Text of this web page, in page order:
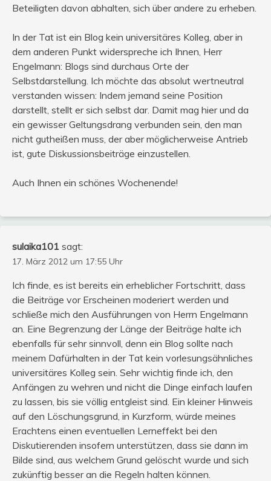
Beteiligten davon abhalten, sich über andere zu erheben.
In der Tat ist ein Blog kein universitäres Kolleg, aber in
dem anderen Punkt widerspreche ich Ihnen, Herr
Engelmann: Blogs sind durchaus Orte der
Selbstdarstellung. Ich möchte das absolut wertneutral
verstanden wissen: Indem jemand seine Position
darstellt, stellt er sich selbst dar. Damit mag hier und da
ein gewisser Geltungsdrang verbunden sein, den man
nicht gutheißen muss, der aber möglicherweise Antrieb
ist, gute Diskussionsbeiträge einzustellen.
Auch Ihnen ein schönes Wochenende!
sulaika101 sagt:
17. März 2012 um 17:55 Uhr
Ich finde, es ist bereits ein erheblicher Fortschritt, dass
die Beiträge vor Erscheinen moderiert werden und
schließe mich den Ausführungen von Herrn Engelmann
an. Eine Begrenzung der Länge der Beiträge halte ich
ebenfalls für sehr sinnvoll, denn ein Blog sollte nach
meinem Dafürhalten in der Tat kein vorlesungsähnliches
universitäres Kolleg sein. Sehr wichtig finde ich, den
Anfängen zu wehren und nicht die Dinge einfach laufen
zu lassen, bis sie völlig entgleist sind. Ein kleiner Hinweis
auf den Löschungsgrund, in Kurzform, würde meines
Erachtens einen eventuellen Lerneffekt bei den
Diskutierenden insofern unterstützen, dass sie dann im
Bilde sind, aus welchem Grund gelöscht wurde und sich
zukünftig besser an die Regeln halten können.